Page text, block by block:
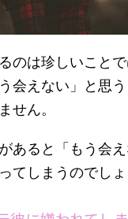
のは珍しいこと
会えない」と思
せん。
あると「もう会え
てしまうのでしょ